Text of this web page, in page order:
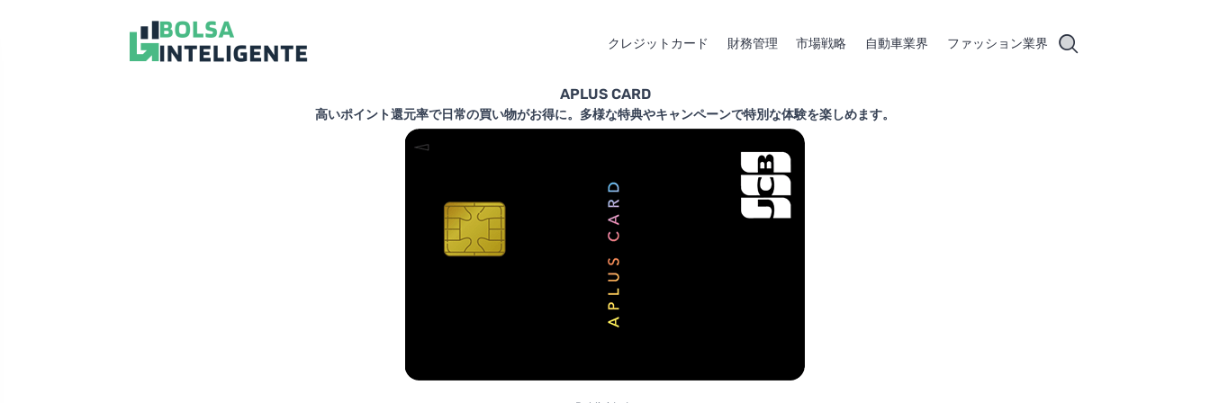
クレジットカード 財務管理 市場戦略 自動車業界 ファッション業界
APLUS CARD
高いポイント還元率で日常の買い物がお得に。多様な特典やキャンペーンで特別な体験を楽しめます。